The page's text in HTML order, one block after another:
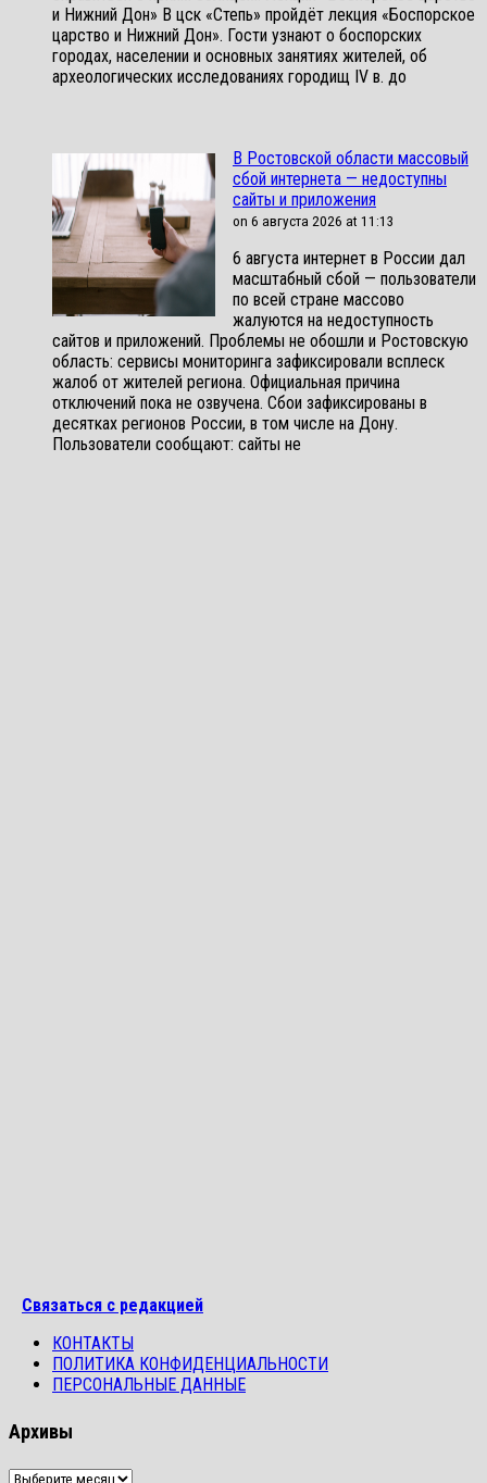
и Нижний Дон» В цск «Степь» пройдёт лекция «Боспорское
царство и Нижний Дон». Гости узнают о боспорских
городах, населении и основных занятиях жителей, об
археологических исследованиях городищ IV в. до
В Ростовской области массовый
сбой интернета — недоступны
сайты и приложения
on 6 августа 2026 at 11:13
6 августа интернет в России дал
масштабный сбой — пользователи
по всей стране массово
жалуются на недоступность
сайтов и приложений. Проблемы не обошли и Ростовскую
область: сервисы мониторинга зафиксировали всплеск
жалоб от жителей региона. Официальная причина
отключений пока не озвучена. Сбои зафиксированы в
десятках регионов России, в том числе на Дону.
Пользователи сообщают: сайты не
Связаться с редакцией
КОНТАКТЫ
ПОЛИТИКА КОНФИДЕНЦИАЛЬНОСТИ
ПЕРСОНАЛЬНЫЕ ДАННЫЕ
Архивы
Архивы